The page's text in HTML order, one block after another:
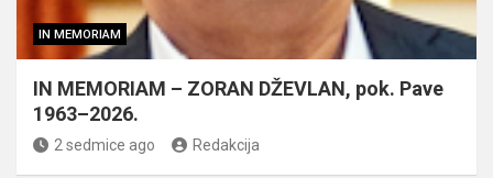
IN MEMORIAM
IN MEMORIAM – ZORAN DŽEVLAN, pok. Pave
1963–2026.
2 sedmice ago Redakcija